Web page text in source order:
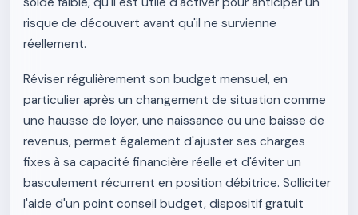
risque de découvert avant qu'il ne survienne
réellement.
Réviser régulièrement son budget mensuel, en
particulier après un changement de situation comme
une hausse de loyer, une naissance ou une baisse de
revenus, permet également d'ajuster ses charges
fixes à sa capacité financière réelle et d'éviter un
basculement récurrent en position débitrice. Solliciter
l'aide d'un point conseil budget, dispositif gratuit